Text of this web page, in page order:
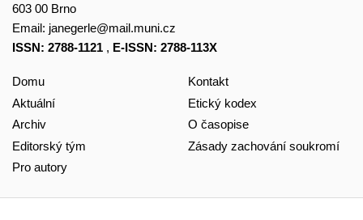
603 00 Brno
Email: janegerle@mail.muni.cz
ISSN: 2788-1121 , E-ISSN: 2788-113X
Domu
Aktuální
Archiv
Editorský tým
Pro autory
Kontakt
Etický kodex
O časopise
Zásady zachování soukromí